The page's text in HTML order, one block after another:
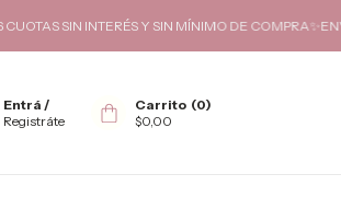
SIN INTERÉS Y SIN MÍNIMO DE
Entrá /
Registráte
Carrito (0)
$0,00